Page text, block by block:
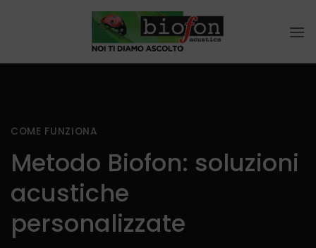
COME FUNZIONA
Metodo Biofon: soluzioni
acustiche
personalizzate